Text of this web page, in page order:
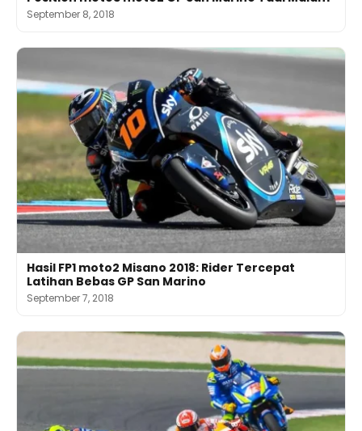
September 8, 2018
Hasil FP1 moto2 Misano 2018: Rider Tercepat
Latihan Bebas GP San Marino
September 7, 2018